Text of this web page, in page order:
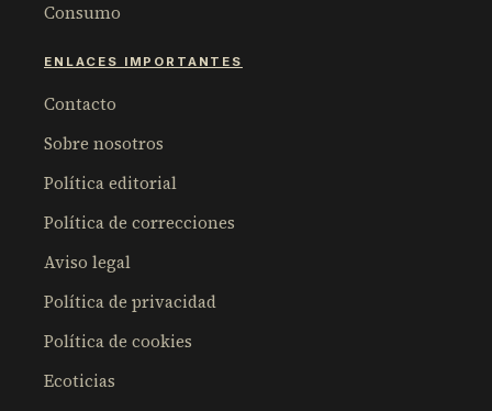
Consumo
ENLACES IMPORTANTES
Contacto
Sobre nosotros
Política editorial
Política de correcciones
Aviso legal
Política de privacidad
Política de cookies
Ecoticias